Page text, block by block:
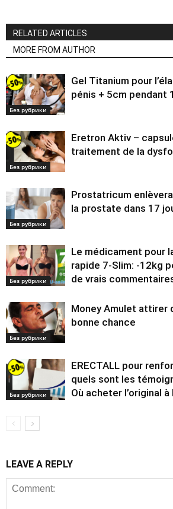
RELATED ARTICLES
MORE FROM AUTHOR
Без рубрики
Gel Titanium pour
pénis + 5cm pendant
Без рубрики
Eretron Aktiv –
traitement de la
Без рубрики
Prostatricum
la prostate dans 17
Без рубрики
Le médicament pour
rapide 7-Slim: -12kg
de vrais
Без рубрики
Money Amulet attirer
bonne chance
Без рубрики
ERECTALL pour
quels sont les
Où acheter l’original
LEAVE A REPLY